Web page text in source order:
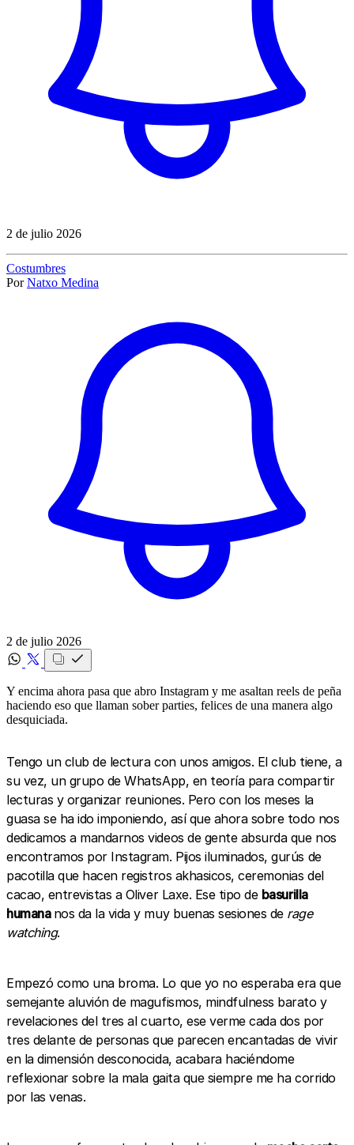
2 de julio 2026
Costumbres
Por Natxo Medina
2 de julio 2026
Y encima ahora pasa que abro Instagram y me asaltan reels de peña
haciendo eso que llaman sober parties, felices de una manera algo
desquiciada.
Tengo un club de lectura con unos amigos. El club tiene, a
su vez, un grupo de WhatsApp, en teoría para compartir
lecturas y organizar reuniones. Pero con los meses la
guasa se ha ido imponiendo, así que ahora sobre todo nos
dedicamos a mandarnos videos de gente absurda que nos
encontramos por Instagram. Pijos iluminados, gurús de
pacotilla que hacen registros akhasicos, ceremonias del
cacao, entrevistas a Oliver Laxe. Ese tipo de basurilla
humana nos da la vida y muy buenas sesiones de rage
watching.
Empezó como una broma. Lo que yo no esperaba era que
semejante aluvión de magufismos, mindfulness barato y
revelaciones del tres al cuarto, ese verme cada dos por
tres delante de personas que parecen encantadas de vivir
en la dimensión desconocida, acabara haciéndome
reflexionar sobre la mala gaita que siempre me ha corrido
por las venas.